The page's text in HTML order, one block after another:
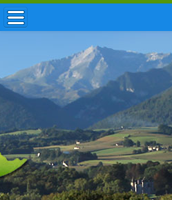
ACCUEIL / INFOS
MUNICIPALITÉ
VIE LOCALE
ENFANCE
TOURISME
HISTOIRE